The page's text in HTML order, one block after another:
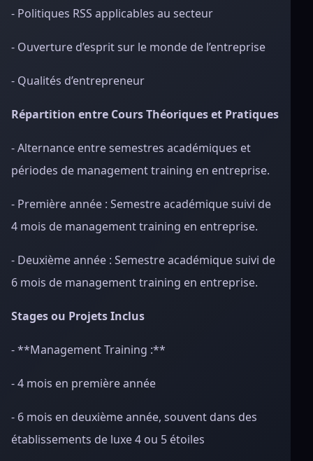
- Politiques RSS applicables au secteur
- Ouverture d’esprit sur le monde de l’entreprise
- Qualités d’entrepreneur
Répartition entre Cours Théoriques et Pratiques
- Alternance entre semestres académiques et
périodes de management training en entreprise.
- Première année : Semestre académique suivi de
4 mois de management training en entreprise.
- Deuxième année : Semestre académique suivi de
6 mois de management training en entreprise.
Stages ou Projets Inclus
- **Management Training :**
- 4 mois en première année
- 6 mois en deuxième année, souvent dans des
établissements de luxe 4 ou 5 étoiles